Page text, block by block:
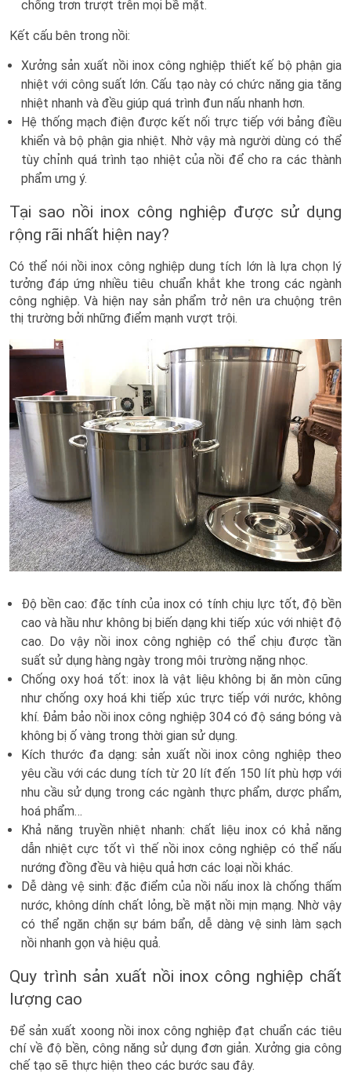
chống trơn trượt trên mọi bề mặt.
Kết cấu bên trong nồi:
Xưởng sản xuất nồi inox công nghiệp thiết kế bộ phận gia
nhiệt với công suất lớn. Cấu tạo này có chức năng gia tăng
nhiệt nhanh và đều giúp quá trình đun nấu nhanh hơn.
Hệ thống mạch điện được kết nối trực tiếp với bảng điều
khiển và bộ phận gia nhiệt. Nhờ vậy mà người dùng có thể
tùy chỉnh quá trình tạo nhiệt của nồi để cho ra các thành
phẩm ưng ý.
Tại sao nồi inox công nghiệp được sử dụng
rộng rãi nhất hiện nay?
Có thể nói nồi inox công nghiệp dung tích lớn là lựa chọn lý
tưởng đáp ứng nhiều tiêu chuẩn khắt khe trong các ngành
công nghiệp. Và hiện nay sản phẩm trở nên ưa chuộng trên
thị trường bởi những điểm mạnh vượt trội.
Độ bền cao: đặc tính của inox có tính chịu lực tốt, độ bền
cao và hầu như không bị biến dạng khi tiếp xúc với nhiệt độ
cao. Do vậy nồi inox công nghiệp có thể chịu được tần
suất sử dụng hàng ngày trong môi trường nặng nhọc.
Chống oxy hoá tốt: inox là vật liệu không bị ăn mòn cũng
như chống oxy hoá khi tiếp xúc trực tiếp với nước, không
khí. Đảm bảo nồi inox công nghiệp 304 có độ sáng bóng và
không bị ố vàng trong thời gian sử dụng.
Kích thước đa dạng: sản xuất nồi inox công nghiệp theo
yêu cầu với các dung tích từ 20 lít đến 150 lít phù hợp với
nhu cầu sử dụng trong các ngành thực phẩm, dược phẩm,
hoá phẩm…
Khả năng truyền nhiệt nhanh: chất liệu inox có khả năng
dẫn nhiệt cực tốt vì thế nồi inox công nghiệp có thể nấu
nướng đồng đều và hiệu quả hơn các loại nồi khác.
Dễ dàng vệ sinh: đặc điểm của nồi nấu inox là chống thấm
nước, không dính chất lỏng, bề mặt nồi mịn mạng. Nhờ vậy
có thể ngăn chặn sự bám bẩn, dễ dàng vệ sinh làm sạch
nồi nhanh gọn và hiệu quả.
Quy trình sản xuất nồi inox công nghiệp chất
lượng cao
Để sản xuất xoong nồi inox công nghiệp đạt chuẩn các tiêu
chí về độ bền, công năng sử dụng đơn giản. Xưởng gia công
chế tạo sẽ thực hiện theo các bước sau đây.